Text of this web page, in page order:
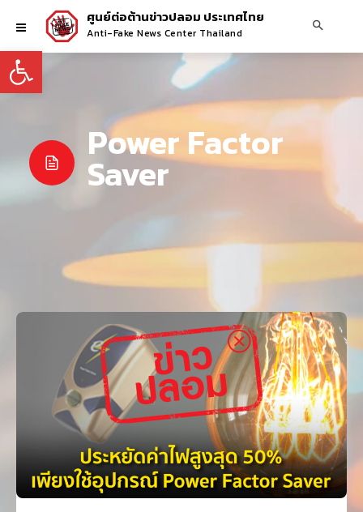
Open toolbar
ศูนย์ต่อต้านข่าวปลอม ประเทศไทย
Anti-Fake News Center Thailand
Power Factor
Saver